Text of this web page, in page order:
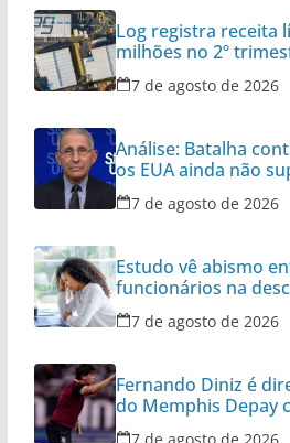
Log registra receita
milhões no 2º
7 de agosto de 2026
Análise: Batalha
os EUA ainda não
7 de agosto de 2026
Estudo vê abismo
funcionários na
expediente
7 de agosto de 2026
Fernando Diniz é
do Memphis Depay